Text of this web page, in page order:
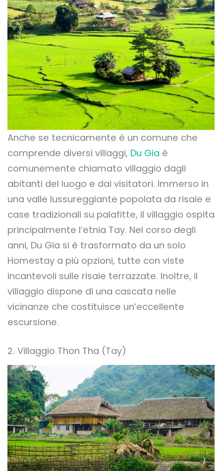
Anche se tecnicamente è un comune che
comprende diversi villaggi, Du Gia è
comunemente chiamato villaggio dagli
abitanti del luogo e dai visitatori. Immerso in
una valle lussureggiante popolata da risaie e
case tradizionali su palafitte, il villaggio ospita
principalmente l’etnia Tay. Nel corso degli
anni, Du Gia si è trasformato da un solo
Homestay a più opzioni, tutte con viste
incantevoli sulle risaie terrazzate. Inoltre, il
villaggio dispone di una cascata nelle
vicinanze che costituisce un’eccellente
escursione.
2. Villaggio Thon Tha (Tay)